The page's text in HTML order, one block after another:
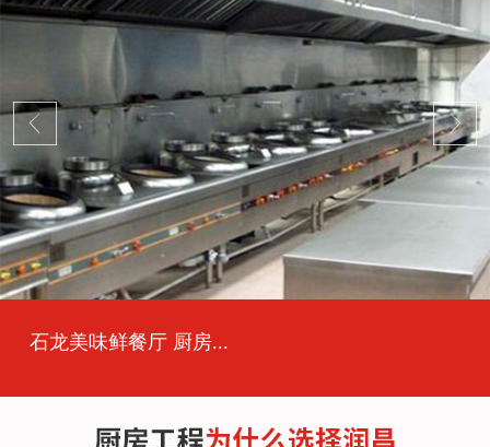
石龙美味鲜餐厅 厨房...